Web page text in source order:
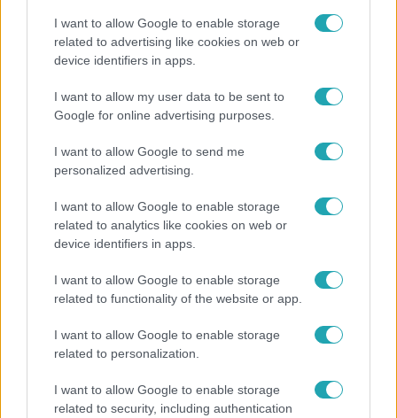
I want to allow Google to enable storage
related to advertising like cookies on web or
device identifiers in apps.
I want to allow my user data to be sent to
Google for online advertising purposes.
I want to allow Google to send me
personalized advertising.
I want to allow Google to enable storage
related to analytics like cookies on web or
device identifiers in apps.
I want to allow Google to enable storage
related to functionality of the website or app.
I want to allow Google to enable storage
related to personalization.
I want to allow Google to enable storage
related to security, including authentication
os tüdőkapacitásom
19 évesen nyert modellversenyt Heidi Klum –
szakértő elemzi a szupermodell évtizedes